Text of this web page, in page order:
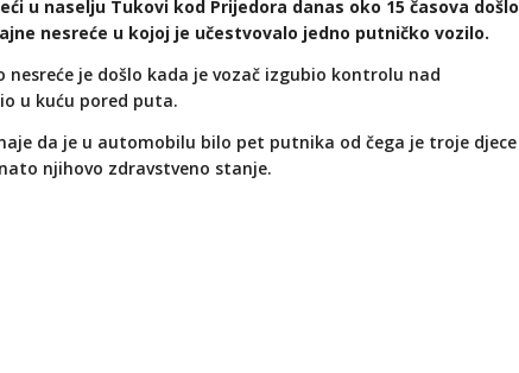
u naselju Tukovi kod Prijedora danas oko 15 časova došlo
nesreće u kojoj je učestvovalo jedno putničko vozilo.
nesreće je došlo kada je vozač izgubio kontrolu nad
u kuću pored puta.
da je u automobilu bilo pet putnika od čega je troje djece
njihovo zdravstveno stanje.